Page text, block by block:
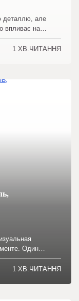
деталлю, але
впливає на…
1 ХВ.ЧИТАННЯ
Один…
1 ХВ.ЧИТАННЯ